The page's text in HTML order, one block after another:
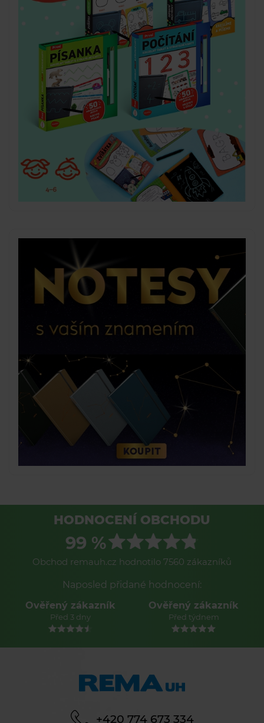
HODNOCENÍ OBCHODU
99 %
Obchod remauh.cz hodnotilo 7560 zákazníků
Naposled přidané hodnocení:
Ověřený zákazník
Před 3 dny
Ověřený zákazník
Před týdnem
+420 774 673 334